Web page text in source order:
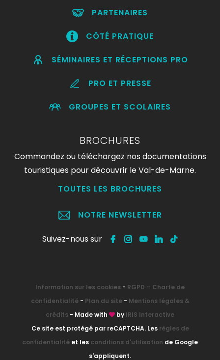
PARTENAIRES
CÔTÉ PRATIQUE
SÉMINAIRES ET RÉCEPTIONS PRO
PRO ET PRESSE
GROUPES ET SCOLAIRES
BROCHURES
Commandez ou téléchargez nos documentations
touristiques pour découvrir le Val-de-Marne.
TOUTES LES BROCHURES
NOTRE NEWSLETTER
Suivez-nous sur
Information sur les cookies - RGPD – Charte de
confidentialité- Plan du site- Mentions légales &
crédits - Made with by IRIS Interactive
Ce site est protégé par reCAPTCHA. Les règles de
confidentialité et les conditions d'utilisation de Google
s'appliquent.